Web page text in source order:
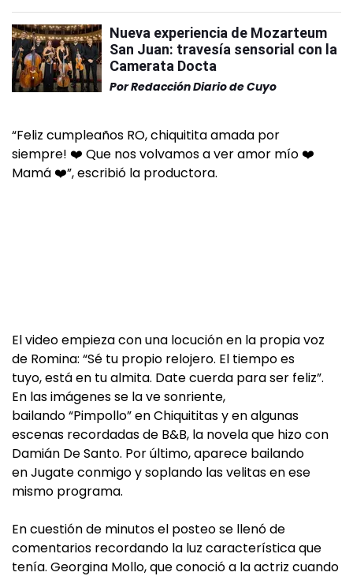
Nueva experiencia de Mozarteum
San Juan: travesía sensorial con la
Camerata Docta
PorRedacción Diario de Cuyo
“Feliz cumpleaños RO, chiquitita amada por
siempre! ❤️ Que nos volvamos a ver amor mío ❤️
Mamá ❤️”, escribió la productora.
El video empieza con una locución en la propia voz
de Romina: “Sé tu propio relojero. El tiempo es
tuyo, está en tu almita. Date cuerda para ser feliz”.
En las imágenes se la ve sonriente,
bailando “Pimpollo” en Chiquititas y en algunas
escenas recordadas de B&B, la novela que hizo con
Damián De Santo. Por último, aparece bailando
en Jugate conmigo y soplando las velitas en ese
mismo programa.
En cuestión de minutos el posteo se llenó de
comentarios recordando la luz característica que
tenía. Georgina Mollo, que conoció a la actriz cuando